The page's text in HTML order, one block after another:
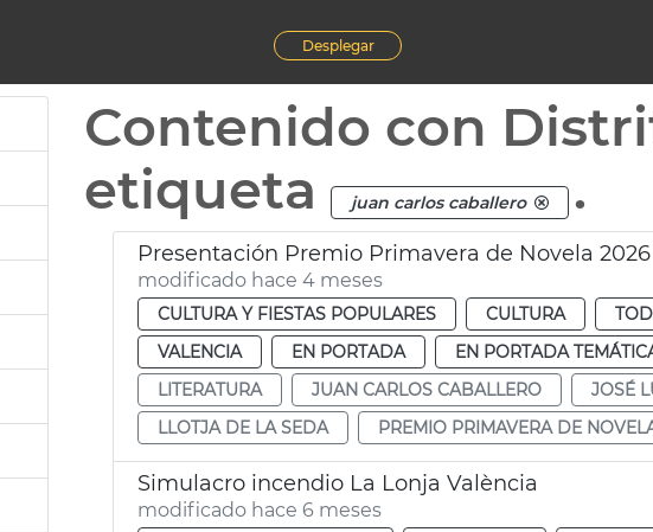
Desplegar
Contenido con
etiqueta
juan carlos caballero .
Presentación Premio Primavera de Novela
modificado hace 4 meses
CULTURA Y FIESTAS POPULARES CULTURA
VALENCIA
EN PORTADA EN PORTADA
LITERATURA
JUAN CARLOS CABALLERO JOSÉ
LLOTJA DE LA SEDA
PREMIO PRIMAVERA DE
Simulacro incendio La Lonja València
modificado hace 6 meses